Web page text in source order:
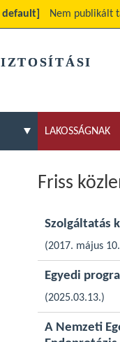
default] Nem publikált
LAKOSSÁGNAK
Friss
Szolgáltatás
(2017. május
Egyedi
(2025.03.13.)
A Nemzeti